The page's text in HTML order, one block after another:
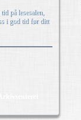
på lesesalen,
i god tid før ditt